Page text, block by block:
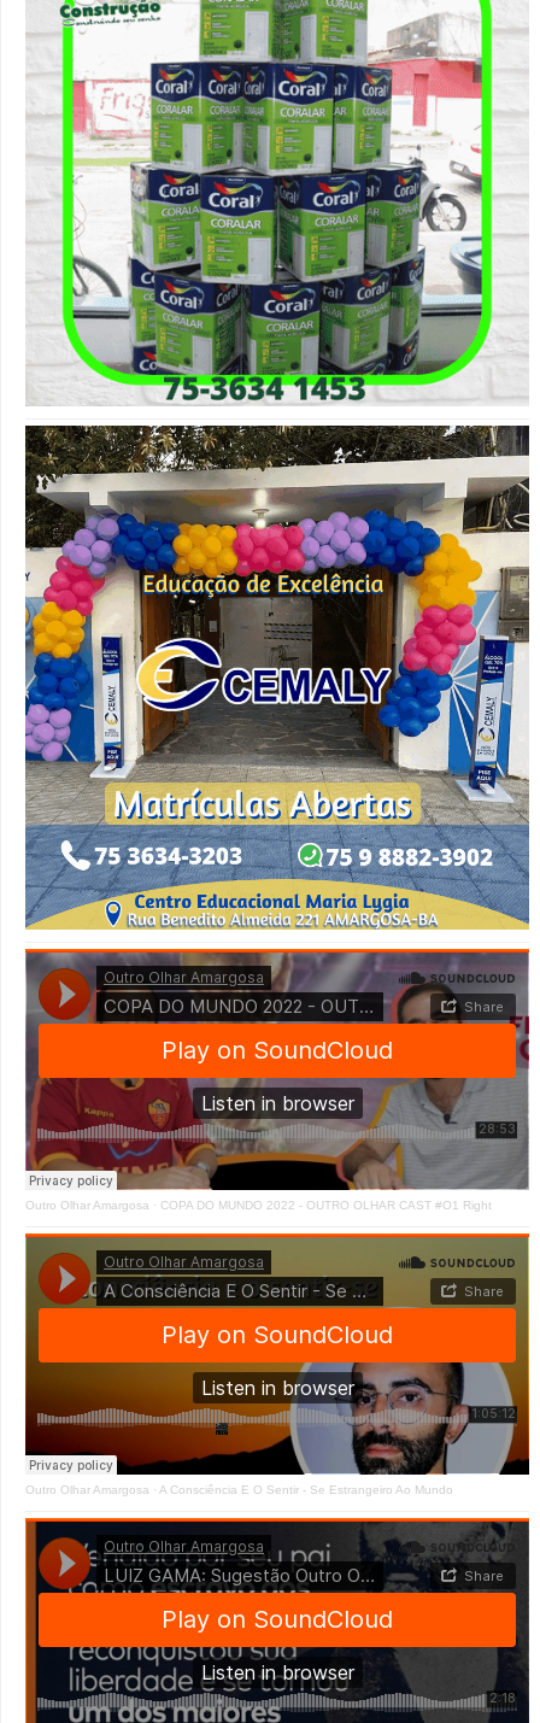
Outro Olhar Amargosa · COPA DO MUNDO 2022 - OUTRO OLHAR CAST #O1 Right
Outro Olhar Amargosa · A Consciência E O Sentir - Se Estrangeiro Ao Mundo